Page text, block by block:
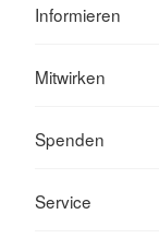
Informieren
Mitwirken
Spenden
Service